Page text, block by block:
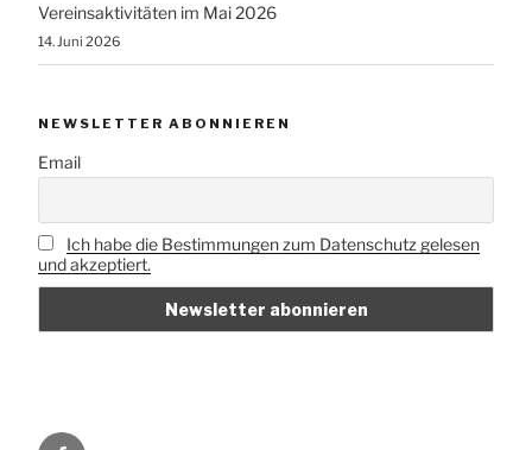
Vereinsaktivitäten im Mai 2026
14. Juni 2026
NEWSLETTER ABONNIEREN
Email
Ich habe die Bestimmungen zum Datenschutz gelesen
und akzeptiert.
Vorbei